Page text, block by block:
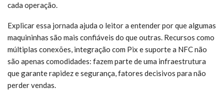
cada operação.
Explicar essa jornada ajuda o leitor a entender por que algumas
maquininhas são mais confiáveis do que outras. Recursos como
múltiplas conexões, integração com Pix e suporte a NFC não
são apenas comodidades: fazem parte de uma infraestrutura
que garante rapidez e segurança, fatores decisivos para não
perder vendas.